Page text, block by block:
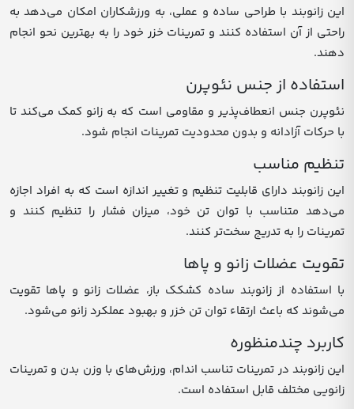
این زانوبند با طراحی ساده و عملی، به ورزشکاران امکان می‌دهد به
راحتی از آن استفاده کنند و تمرینات خزر خود را به بهترین نحو انجام
دهند.
استفاده از جنس نئوپرن
نئوپرن جنس انعطاف‌پذیر و مقاومی است که به زانو کمک می‌کند تا
با حرکات آزادانه و بدون محدودیت تمرینات انجام شود.
تنظیم مناسب
این زانوبند دارای قابلیت تنظیم و تغییر اندازه است که به افراد اجازه
می‌دهد متناسب با توان تن خود، میزان فشار را تنظیم کنند و
تمرینات را به تدریج سخت‌تر کنند.
تقویت عضلات زانو و پاها
با استفاده از زانوبند ساده کشکک باز، عضلات زانو و پاها تقویت
می‌شوند که باعث ارتقاء توان تن خزر و بهبود عملکرد زانو می‌شود.
کاربرد چندمنظوره
این زانوبند در تمرینات تناسب اندام، ورزش‌های با وزن بدن و تمرینات
زانویی مختلف قابل استفاده است.